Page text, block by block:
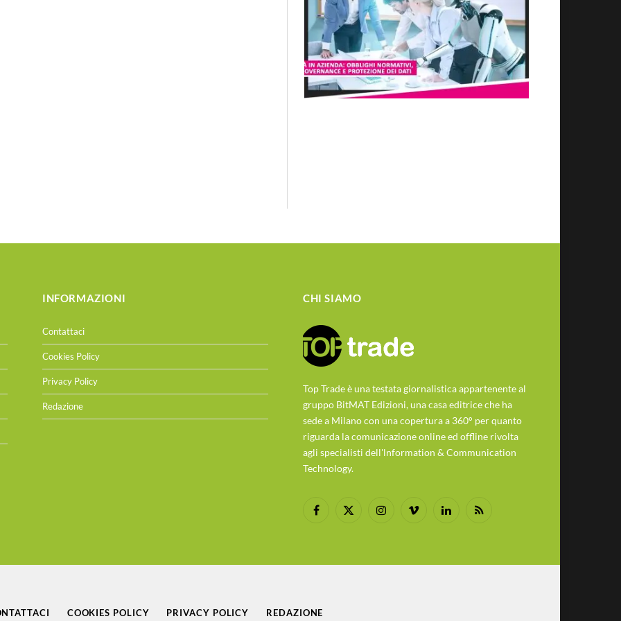
INFORMAZIONI
Contattaci
Cookies Policy
Privacy Policy
Redazione
CHI SIAMO
Top Trade è una testata giornalistica appartenente al
gruppo BitMAT Edizioni, una casa editrice che ha
sede a Milano con una copertura a 360° per quanto
riguarda la comunicazione online ed offline rivolta
agli specialisti dell'lnformation & Communication
Technology.
Facebook
X
InstagramVimeo LinkedInRSS
COOKIES POLICY PRIVACY POLICY REDAZIONE